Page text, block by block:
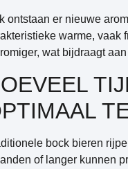
ontstaan er nieuwe
warme, vaak
wat bijdraagt
bock bieren
of langer kunnen